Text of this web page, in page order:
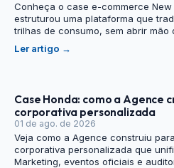
Conheça o case e-commerce
estruturou uma plataforma que
trilhas de consumo, sem abrir mão
Ler artigo →
Case Honda: como a Agence
corporativa personalizada
01 de ago. de 2026
Veja como a Agence construiu
corporativa personalizada que
Marketing, eventos oficiais e